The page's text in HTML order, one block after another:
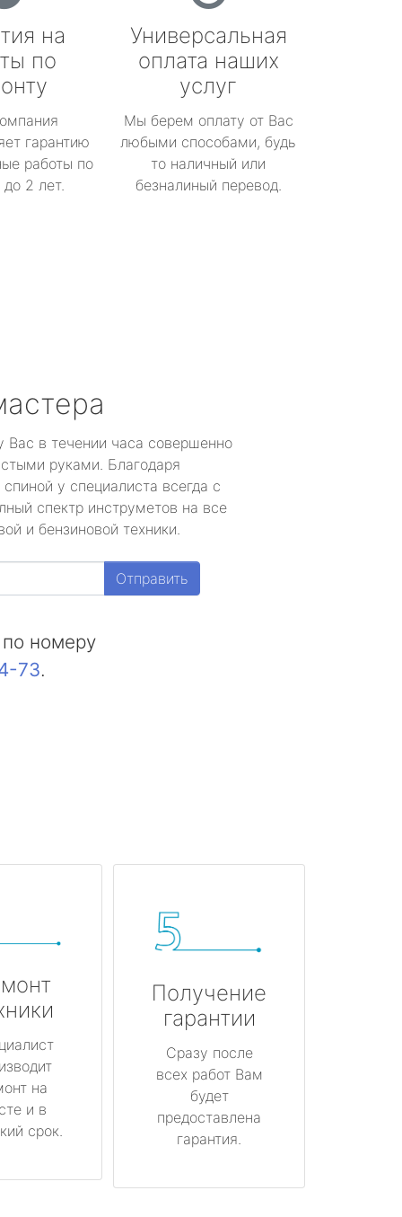
на
по
гарантию
работы по
2 лет.
Универсальная
оплата наших
услуг
Мы берем оплату от Вас
любыми способами, будь
то наличный или
безналиный перевод.
Вас в течении часа совершенно
руками. Благодаря
у специалиста всегда с
спектр инструметов на все
и бензиновой техники.
Отправить
номеру
73.
на
и в
срок.
Получение
гарантии
Сразу после
всех работ Вам
будет
предоставлена
гарантия.